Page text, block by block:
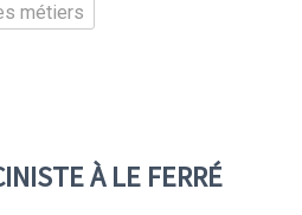
métiers
À LE FERRÉ